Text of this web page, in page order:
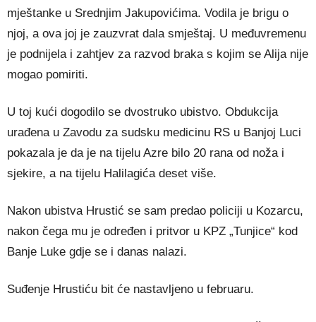
mještanke u Srednjim Jakupovićima. Vodila je brigu o
njoj, a ova joj je zauzvrat dala smještaj. U međuvremenu
je podnijela i zahtjev za razvod braka s kojim se Alija nije
mogao pomiriti.
U toj kući dogodilo se dvostruko ubistvo. Obdukcija
urađena u Zavodu za sudsku medicinu RS u Banjoj Luci
pokazala je da je na tijelu Azre bilo 20 rana od noža i
sjekire, a na tijelu Halilagića deset više.
Nakon ubistva Hrustić se sam predao policiji u Kozarcu,
nakon čega mu je određen i pritvor u KPZ „Tunjice“ kod
Banje Luke gdje se i danas nalazi.
Suđenje Hrustiću bit će nastavljeno u februaru.